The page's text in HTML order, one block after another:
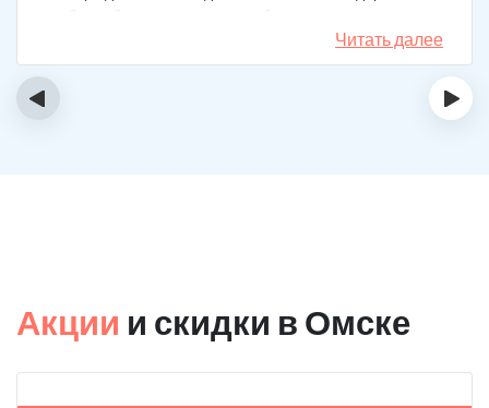
набор таблеток, а именно подбирают
индивидуальный комплекс под конкретный случай.
Несколько раз делал вызов, и назначения были под
Читать далее
‹ ›
Акции и скидки в Омске